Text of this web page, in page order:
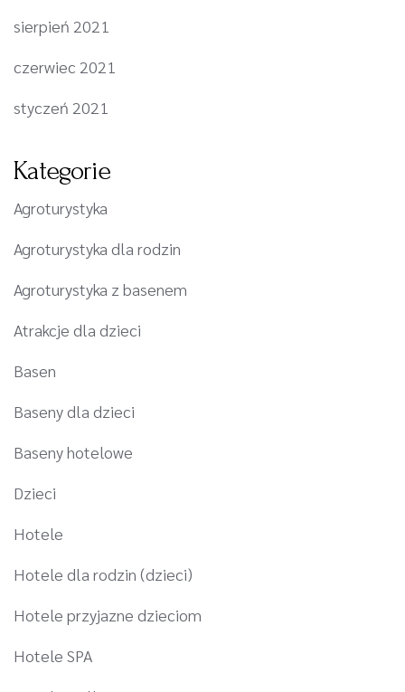
sierpień 2021
czerwiec 2021
styczeń 2021
Kategorie
Agroturystyka
Agroturystyka dla rodzin
Agroturystyka z basenem
Atrakcje dla dzieci
Basen
Baseny dla dzieci
Baseny hotelowe
Dzieci
Hotele
Hotele dla rodzin (dzieci)
Hotele przyjazne dzieciom
Hotele SPA